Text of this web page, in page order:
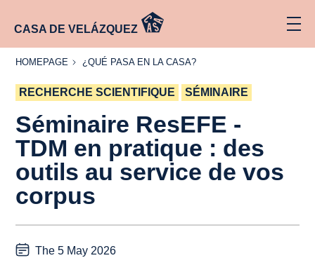
CASA DE VELÁZQUEZ
HOMEPAGE
HOMEPAGE
¿QUÉ
CASA?
¿QUÉ PASA EN LA CASA?
RECHERCHE SCIENTIFIQUE SÉMINAIRE
Séminaire ResEFE -
TDM en pratique : des
outils au service de vos
corpus
The 5 May 2026